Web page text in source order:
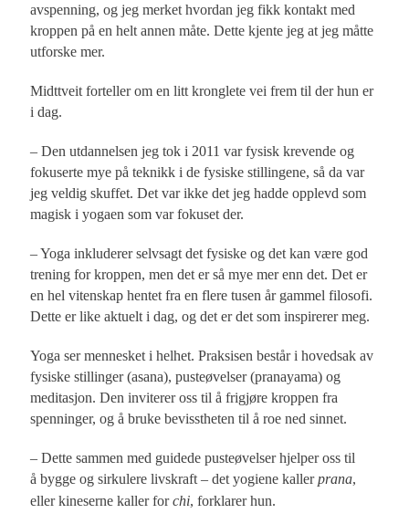
avspenning, og jeg merket hvordan jeg fikk kontakt med
kroppen på en helt annen måte. Dette kjente jeg at jeg måtte
utforske mer.
Midttveit forteller om en litt kronglete vei frem til der hun er
i dag.
– Den utdannelsen jeg tok i 2011 var fysisk krevende og
fokuserte mye på teknikk i de fysiske stillingene, så da var
jeg veldig skuffet. Det var ikke det jeg hadde opplevd som
magisk i yogaen som var fokuset der.
– Yoga inkluderer selvsagt det fysiske og det kan være god
trening for kroppen, men det er så mye mer enn det. Det er
en hel vitenskap hentet fra en flere tusen år gammel filosofi.
Dette er like aktuelt i dag, og det er det som inspirerer meg.
Yoga ser mennesket i helhet. Praksisen består i hovedsak av
fysiske stillinger (asana), pusteøvelser (pranayama) og
meditasjon. Den inviterer oss til å frigjøre kroppen fra
spenninger, og å bruke bevisstheten til å roe ned sinnet.
– Dette sammen med guidede pusteøvelser hjelper oss til
å bygge og sirkulere livskraft – det yogiene kallerprana,
eller kineserne kaller forchi, forklarer hun.